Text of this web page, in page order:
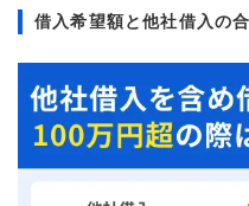
借入希望額と他社借入の